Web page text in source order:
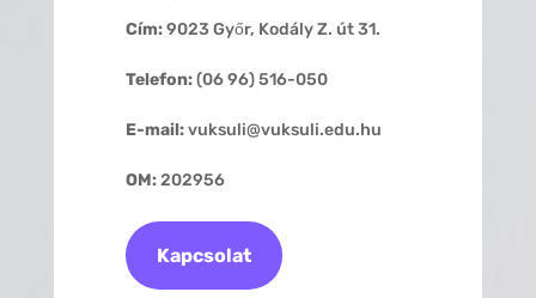
Cím:9023 Győr, Kodály Z. út 31.
Telefon:(06 96) 516-050
E-mail:vuksuli@vuksuli.edu.hu
OM:202956
Kapcsolat